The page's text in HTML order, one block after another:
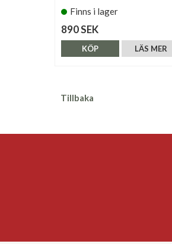
Finns i lager
890 SEK
LÄS MER
KÖP
Tillbaka